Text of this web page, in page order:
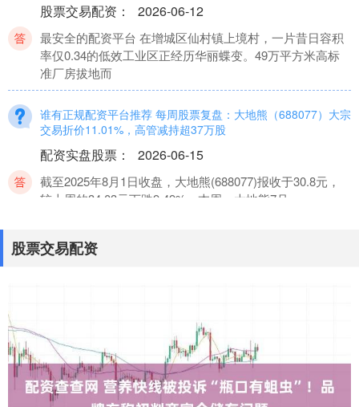
股票交易配资 ： 2026-06-12
最安全的配资平台 在增城区仙村镇上境村，一片昔日容积
率仅0.34的低效工业区正经历华丽蝶变。49万平方米高标
准厂房拔地而
谁有正规配资平台推荐 每周股票复盘：大地熊（688077）大宗
交易折价11.01%，高管减持超37万股
配资实盘股票 ： 2026-06-15
截至2025年8月1日收盘，大地熊(688077)报收于30.8元，
较上周的34.03元下跌9.49%。本周，大地熊7月
老牌配资平台 英力股份拟收购优特利77.94%股权，布局AIPC
电池模组业务
日披露，拟以发行股份及支付现金方式收购深圳市优特利
能源股份有限公
2023年股票配资排名 加拿大机构预测：2026年黄金均价或达
4990美元，2027年回落至4689美元
股票交易配资